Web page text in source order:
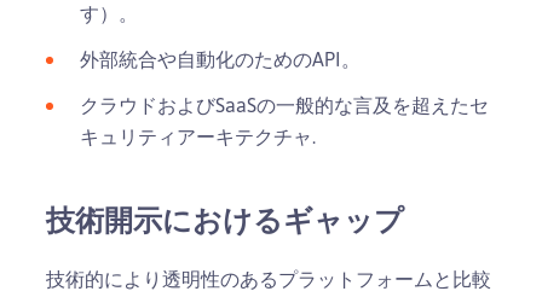
す）。
外部統合や自動化のためのAPI。
クラウドおよびSaaSの一般的な言及を超えたセ
キュリティアーキテクチャ.
技術開示におけるギャップ
技術的により透明性のあるプラットフォームと比較